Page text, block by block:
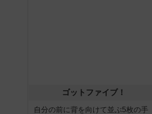
ゴットファイブ！
自分の前に背を向けて並ぶ5枚の手